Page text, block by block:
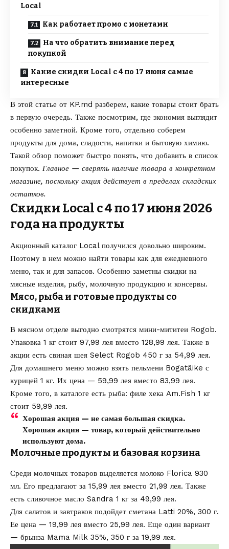
Local
Как работает промо с монетами
На что обратить внимание перед
покупкой
Какие скидки Local с 4 по 17 июня самые
интересные
В этой статье от KP.md разберем, какие товары стоит брать
в первую очередь. Также посмотрим, где экономия выглядит
особенно заметной. Кроме того, отдельно соберем
продукты для дома, сладости, напитки и бытовую химию.
Такой обзор поможет быстро понять, что добавить в список
покупок. Главное — сверять наличие товара в конкретном
магазине, поскольку акция действует в пределах складских
остатков.
Скидки Local с 4 по 17 июня 2026
года на продукты
Акционный каталог Local получился довольно широким.
Поэтому в нем можно найти товары как для ежедневного
меню, так и для запасов. Особенно заметны скидки на
мясные изделия, рыбу, молочную продукцию и консервы.
Мясо, рыба и готовые продукты со
скидками
В мясном отделе выгодно смотрятся мини-мититеи Rogob.
Упаковка 1 кг стоит 97,99 лея вместо 128,99 лея. Также в
акции есть свиная шея Select Rogob 450 г за 54,99 лея.
Для домашнего меню можно взять пельмени Bogatâike с
курицей 1 кг. Их цена — 59,99 лея вместо 83,99 лея.
Кроме того, в каталоге есть рыба: филе хека Am.Fish 1 кг
стоит 59,99 лея.
Хорошая акция — не самая большая скидка.
Хорошая акция — товар, который действительно
используют дома.
Молочные продукты и базовая корзина
Среди молочных товаров выделяется молоко Florica 930
мл. Его предлагают за 15,99 лея вместо 21,99 лея. Также
есть сливочное масло Sandra 1 кг за 49,99 лея.
Для салатов и завтраков подойдет сметана Latti 20%, 300 г.
Ее цена — 19,99 лея вместо 25,99 лея. Еще один вариант
— брынза Mama Milk 35%, 350 г за 19,99 лея.